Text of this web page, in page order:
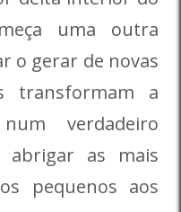
uma outra
o gerar de novas
transformam a
verdadeiro
abrigar as mais
pequenos aos